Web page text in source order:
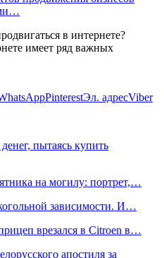
в интернете?
имеет ряд важных
PinterestЭл. адресViber
пытаясь купить
на могилу: портрет,…
зависимости. И…
врезался в Citroen в…
апостиля за